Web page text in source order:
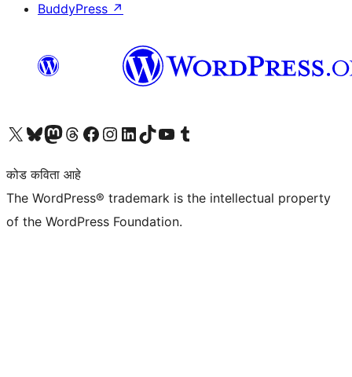
BuddyPress ↗
आमच्या X (एक्स) (पूर्वीचे ट्विटर) खात्याला भेट द्या आमच्या ब्लूस्की खात्याला भेट द्या.आमच्या Mastodon खात्याला भेट द्या.आमच्या थ्रेड्स खात्याला भेट द्या. आमच्या फेसबुक पेजला भेट द्या आमच्या इंस्टाग्राम खात्याला भेट द्या आमच्या लिंक्डइन खात्याला भेट द्या आमच्या टिकटॉक अकाउंटला भेट द्या.आमच्या यूट्यूब चॅनेलला भेट द्या आमच्या टंबलर खात्याला भेट द्या.
कोड कविता आहे
The WordPress® trademark is the intellectual property
of the WordPress Foundation.